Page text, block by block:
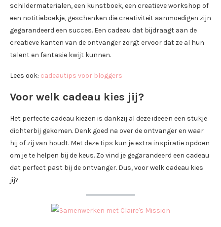
schildermaterialen, een kunstboek, een creatieve workshop of
een notitieboekje, geschenken die creativiteit aanmoedigen zijn
gegarandeerd een succes. Een cadeau dat bijdraagt aan de
creatieve kanten van de ontvanger zorgt ervoor dat ze al hun
talent en fantasie kwijt kunnen.
Lees ook: cadeautips voor bloggers
Voor welk cadeau kies jij?
Het perfecte cadeau kiezen is dankzij al deze ideeën een stukje
dichterbij gekomen. Denk goed na over de ontvanger en waar
hij of zij van houdt. Met deze tips kun je extra inspiratie opdoen
om je te helpen bij de keus. Zo vind je gegarandeerd een cadeau
dat perfect past bij de ontvanger. Dus, voor welk cadeau kies
jij?